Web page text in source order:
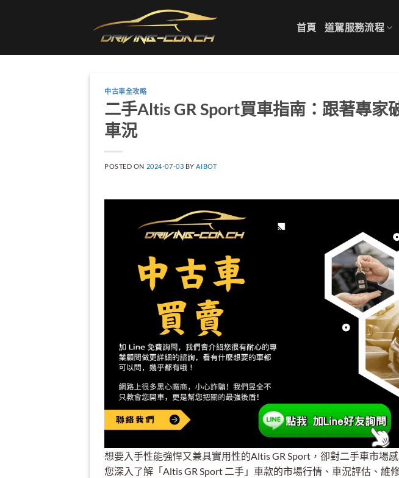
首頁 道駕服務流程
中古車全攻略
二手Altis GR Sport買車指南：跟著專家
車況
POSTED ON 2024-07-03 BY AIBOT
想要入手性能強悍又兼具實用性的Altis GR Sport，卻對二手車市場
您深入了解「Altis GR Sport 二手」車款的市場行情、車況評估、維